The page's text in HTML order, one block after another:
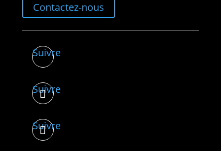
Contactez-nous
Suivre
Suivre
Suivre